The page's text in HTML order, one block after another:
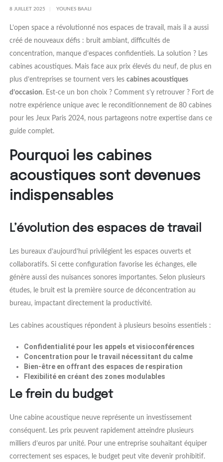
8 JUILLET 2025 YOUNES BAALI
L’open space a révolutionné nos espaces de travail, mais il a aussi
créé de nouveaux défis : bruit ambiant, difficultés de
concentration, manque d’espaces confidentiels. La solution ? Les
cabines acoustiques. Mais face aux prix élevés du neuf, de plus en
plus d’entreprises se tournent vers les cabines acoustiques
d’occasion. Est-ce un bon choix ? Comment s’y retrouver ? Fort de
notre expérience unique avec le reconditionnement de 80 cabines
pour les Jeux Paris 2024, nous partageons notre expertise dans ce
guide complet.
Pourquoi les cabines
acoustiques sont devenues
indispensables
L’évolution des espaces de travail
Les bureaux d’aujourd’hui privilégient les espaces ouverts et
collaboratifs. Si cette configuration favorise les échanges, elle
génère aussi des nuisances sonores importantes. Selon plusieurs
études, le bruit est la première source de déconcentration au
bureau, impactant directement la productivité.
Les cabines acoustiques répondent à plusieurs besoins essentiels :
Confidentialité pour les appels et visioconférences
Concentration pour le travail nécessitant du calme
Bien-être en offrant des espaces de respiration
Flexibilité en créant des zones modulables
Le frein du budget
Une cabine acoustique neuve représente un investissement
conséquent. Les prix peuvent rapidement atteindre plusieurs
milliers d’euros par unité. Pour une entreprise souhaitant équiper
correctement ses espaces, le budget peut vite devenir prohibitif.